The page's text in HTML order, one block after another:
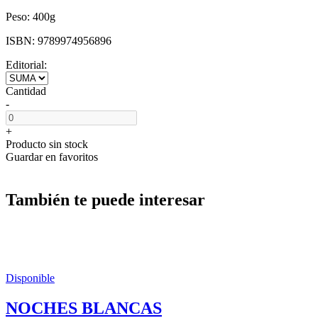
Peso: 400g
ISBN: 9789974956896
Editorial:
Cantidad
-
+
Producto sin stock
Guardar en favoritos
También te puede interesar
Disponible
NOCHES BLANCAS